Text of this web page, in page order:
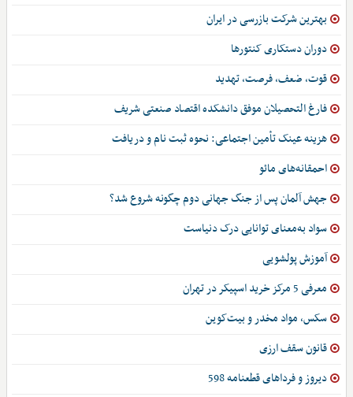
بهترین شرکت بازرسی در ایران
دوران دستکاری کنتورها
قوت، ضعف، فرصت، تهدید
فارغ التحصیلان موفق دانشکده اقتصاد صنعتی شریف
هزینه عینک تأمین اجتماعی: نحوه ثبت نام و دریافت
احمقانه‌های مائو
جهش آلمان پس از جنگ جهانی دوم چگونه شروع شد؟
سواد به‌معنای توانایی درک دنیاست
آموزش پولشویی
معرفی 5 مرکز خرید اسپیکر در تهران
سکس، مواد مخدر و بیت‌کوین
قانون سقف ارزی
دیروز و فرداهای قطعنامه 598